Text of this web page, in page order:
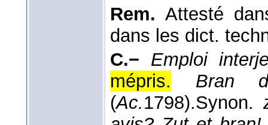
Rem. Attesté
dans les dict.
C.− Emploi
mépris.
Bran
(Ac.1798).Synon.